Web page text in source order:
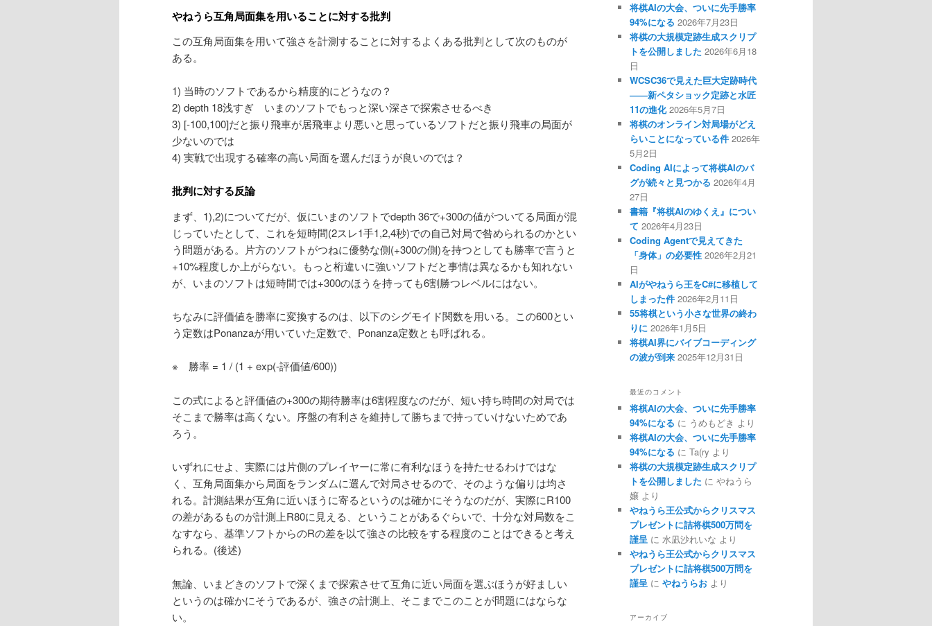
やねうら互角局面集を用いることに対する批判
この互角局面集を用いて強さを計測することに対するよくある批判として次のものが
ある。
1) 当時のソフトであるから精度的にどうなの？
2) depth 18浅すぎ いまのソフトでもっと深い深さで探索させるべき
3) [-100,100]だと振り飛車が居飛車より悪いと思っているソフトだと振り飛車の局面が
少ないのでは
4) 実戦で出現する確率の高い局面を選んだほうが良いのでは？
批判に対する反論
まず、1),2)についてだが、仮にいまのソフトでdepth 36で+300の値がついてる局面が混
じっていたとして、これを短時間(2スレ1手1,2,4秒)での自己対局で咎められるのかとい
う問題がある。片方のソフトがつねに優勢な側(+300の側)を持つとしても勝率で言うと
+10%程度しか上がらない。もっと桁違いに強いソフトだと事情は異なるかも知れない
が、いまのソフトは短時間では+300のほうを持っても6割勝つレベルにはない。
ちなみに評価値を勝率に変換するのは、以下のシグモイド関数を用いる。この600とい
う定数はPonanzaが用いていた定数で、Ponanza定数とも呼ばれる。
※ 勝率 = 1 / (1 + exp(-評価値/600))
この式によると評価値の+300の期待勝率は6割程度なのだが、短い持ち時間の対局では
そこまで勝率は高くない。序盤の有利さを維持して勝ちまで持っていけないためであ
ろう。
いずれにせよ、実際には片側のプレイヤーに常に有利なほうを持たせるわけではな
く、互角局面集から局面をランダムに選んで対局させるので、そのような偏りは均さ
れる。計測結果が互角に近いほうに寄るというのは確かにそうなのだが、実際にR100
の差があるものが計測上R80に見える、ということがあるぐらいで、十分な対局数をこ
なすなら、基準ソフトからのRの差を以て強さの比較をする程度のことはできると考え
られる。(後述)
無論、いまどきのソフトで深くまで探索させて互角に近い局面を選ぶほうが好ましい
というのは確かにそうであるが、強さの計測上、そこまでこのことが問題にはならな
い。
将棋AIの大会、ついに先手勝率
94%になる 2026年7月23日
将棋の大規模定跡生成スクリプ
トを公開しました 2026年6月18
日
WCSC36で見えた巨大定跡時代
――新ペタショック定跡と水匠
11の進化 2026年5月7日
将棋のオンライン対局場がどえ
らいことになっている件 2026年
5月2日
Coding AIによって将棋AIのバ
グが続々と見つかる 2026年4月
27日
書籍『将棋AIのゆくえ』につい
て 2026年4月23日
Coding Agentで見えてきた
「身体」の必要性 2026年2月21
日
AIがやねうら王をC#に移植して
しまった件 2026年2月11日
55将棋という小さな世界の終わ
りに 2026年1月5日
将棋AI界にバイブコーディング
の波が到来 2025年12月31日
最近のコメント
将棋AIの大会、ついに先手勝率
94%になる に うめもどき より
将棋AIの大会、ついに先手勝率
94%になる に Ta(ry より
将棋の大規模定跡生成スクリプ
トを公開しました に やねうら
嬢 より
やねうら王公式からクリスマス
プレゼントに詰将棋500万問を
謹呈 に 水凪沙れいな より
やねうら王公式からクリスマス
プレゼントに詰将棋500万問を
謹呈 に やねうらお より
アーカイブ